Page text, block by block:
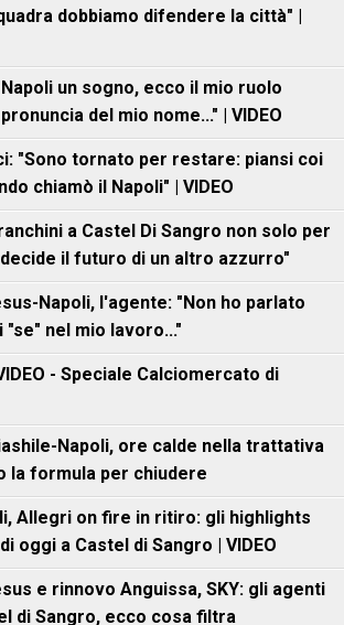
dobbiamo difendere la città" |
un sogno, ecco il mio ruolo
del mio nome..." | VIDEO
"Sono tornato per restare: piansi coi
chiamò il Napoli" | VIDEO
a Castel Di Sangro non solo per
il futuro di un altro azzurro"
Napoli, l'agente: "Non ho parlato
"se" nel mio lavoro..."
- Speciale Calciomercato di
Napoli, ore calde nella trattativa
la formula per chiudere
Allegri on fire in ritiro: gli highlights
oggi a Castel di Sangro | VIDEO
e rinnovo Anguissa, SKY: gli agenti
di Sangro, ecco cosa filtra